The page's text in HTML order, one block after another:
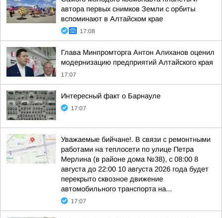
автора первых снимков Земли с орбиты
вспоминают в Алтайском крае
17:08
Глава Минпромторга Антон Алиханов оценил
модернизацию предприятий Алтайского края
17:07
Интересный факт о Барнауле
17:07
Уважаемые бийчане!. В связи с ремонтными
работами на теплосети по улице Петра
Мерлина (в районе дома №38), с 08:00 8
августа до 22:00 10 августа 2026 года будет
перекрыто сквозное движение
автомобильного транспорта на...
17:07